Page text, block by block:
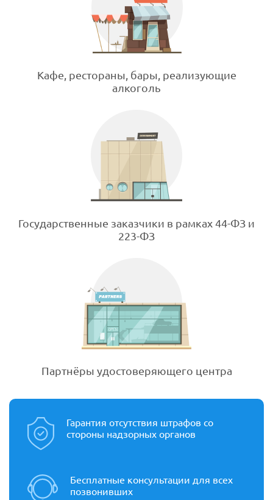
Кафе, рестораны, бары, реализующие
алкоголь
Государственные заказчики в рамках 44-ФЗ и
223-ФЗ
Партнёры удостоверяющего центра
Гарантия отсутствия штрафов со
стороны надзорных органов
Бесплатные консультации для всех
позвонивших